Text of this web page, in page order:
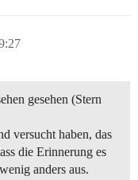
gesehen (Stern
versucht haben, das
die Erinnerung es
anders aus.